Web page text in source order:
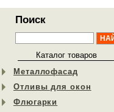
Поиск
Каталог товаров
Металлофасад
Отливы для окон
Флюгарки